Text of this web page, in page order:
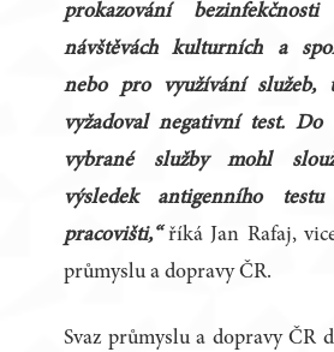
prokazování
návštěvách kulturních a
nebo pro využívání služeb,
vyžadoval negativní test.
vybrané služby mohl
výsledek antigenního
pracovišti,“říká Jan Rafaj,
průmyslu a dopravy ČR.
Svaz průmyslu a dopravy ČR